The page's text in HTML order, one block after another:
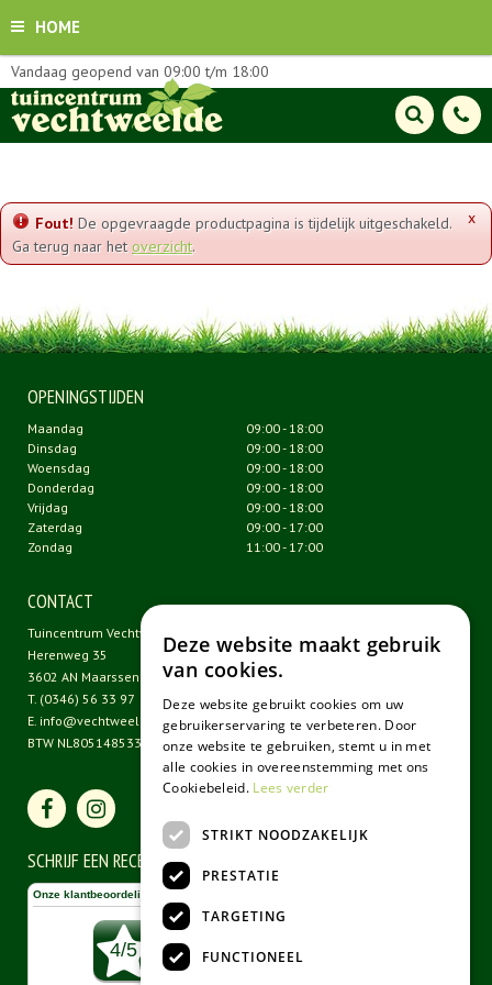
HOME
Vandaag geopend van 09:00 t/m 18:00
x
Fout! De opgevraagde productpagina is tijdelijk uitgeschakeld.
Ga terug naar het overzicht.
OPENINGSTIJDEN
Maandag
09:00 - 18:00
Dinsdag
09:00 - 18:00
Woensdag
09:00 - 18:00
Donderdag
09:00 - 18:00
Vrijdag
09:00 - 18:00
Zaterdag
09:00 - 17:00
Zondag
11:00 - 17:00
CONTACT
Tuincentrum Vechtweelde
Herenweg 35
3602 AN Maarssen
T. (0346) 56 33 97
E. info@vechtweelde.nl
BTW NL805148533B01
SCHRIJF EEN RECENSIE
Deze website maakt gebruik
van cookies.
Deze website gebruikt cookies om uw
gebruikerservaring te verbeteren. Door
onze website te gebruiken, stemt u in met
alle cookies in overeenstemming met ons
Cookiebeleid. Lees verder
STRIKT NOODZAKELIJK
PRESTATIE
TARGETING
FUNCTIONEEL